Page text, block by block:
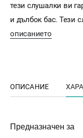
тези слушалки ви
и дълбок бас. Тези
описанието
ОПИСАНИЕ
Предназначен за